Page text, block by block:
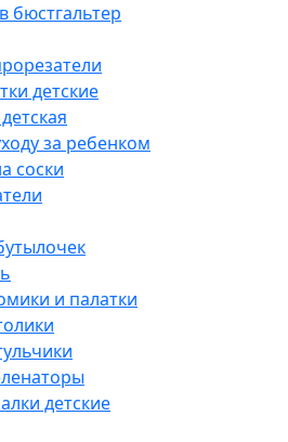
бюстгальтер
детские
за ребенком
соски
и палатки
детские